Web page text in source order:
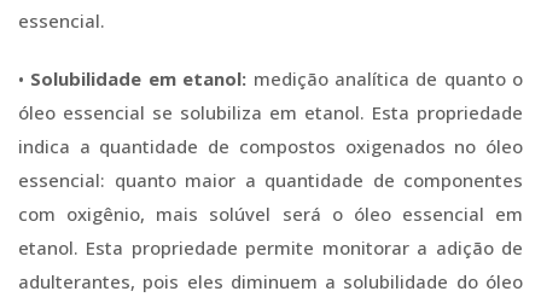
essencial.
• Solubilidade em etanol: medição analítica de quanto o
óleo essencial se solubiliza em etanol. Esta propriedade
indica a quantidade de compostos oxigenados no óleo
essencial: quanto maior a quantidade de componentes
com oxigênio, mais solúvel será o óleo essencial em
etanol. Esta propriedade permite monitorar a adição de
adulterantes, pois eles diminuem a solubilidade do óleo